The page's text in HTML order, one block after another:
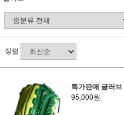
정렬
특가판매 글러브
95,000원